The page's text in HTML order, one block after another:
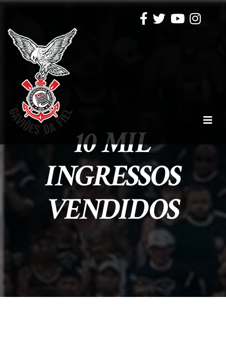
10 MIL
INGRESSOS
VENDIDOS